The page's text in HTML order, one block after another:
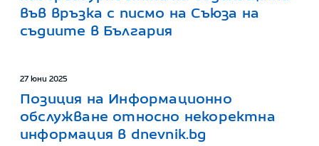
във връзка с писмо на Съюза на
съдиите в България
27 юни 2025
Позиция на Информационно
обслужване относно некоректна
информация в dnevnik.bg